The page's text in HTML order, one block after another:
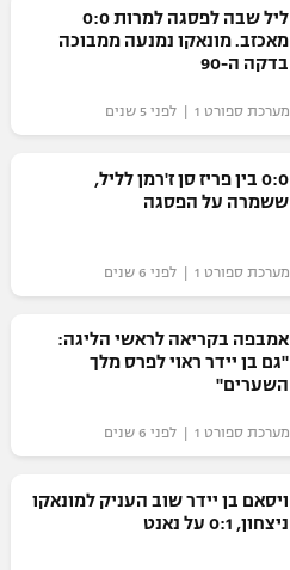
ליל שבה לפסגה למרות 0:0
מאכזב. מונאקו נמנעה ממבוכה
בדקה ה-90
מערכת ספורט 1 | לפני 5 שנים
0:0 בין פריז סן ז'רמן לליל,
ששמרה על הפסגה
מערכת ספורט 1 | לפני 6 שנים
אמבפה בקריאה לראשי הליגה:
"גם בן יידר ראוי לפרס מלך
השערים"
מערכת ספורט 1 | לפני 6 שנים
ויסאם בן יידר שוב העניק למונאקו
ניצחון, 0:1 על נאנט